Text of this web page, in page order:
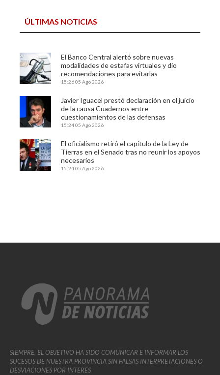
ÚLTIMAS NOTICIAS
El Banco Central alertó sobre nuevas
modalidades de estafas virtuales y dio
recomendaciones para evitarlas
15:2605 Ago 2026
Javier Iguacel prestó declaración en el juicio
de la causa Cuadernos entre
cuestionamientos de las defensas
15:2405 Ago 2026
El oficialismo retiró el capítulo de la Ley de
Tierras en el Senado tras no reunir los apoyos
necesarios
15:2405 Ago 2026
SIEMPRE, EL OBJETIVO HA SIDO COMUNICAR E INFORMAR LOS
SUCESOS DE NUESTRA PROVINCIA SIN FALSAS INTERPRETACIONES O
DESVIACIONES POR INTERÉS